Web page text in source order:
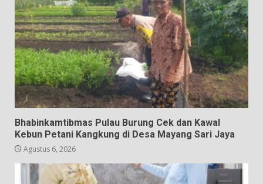
Bhabinkamtibmas Pulau Burung Cek dan Kawal
Kebun Petani Kangkung di Desa Mayang Sari Jaya
Agustus 6, 2026